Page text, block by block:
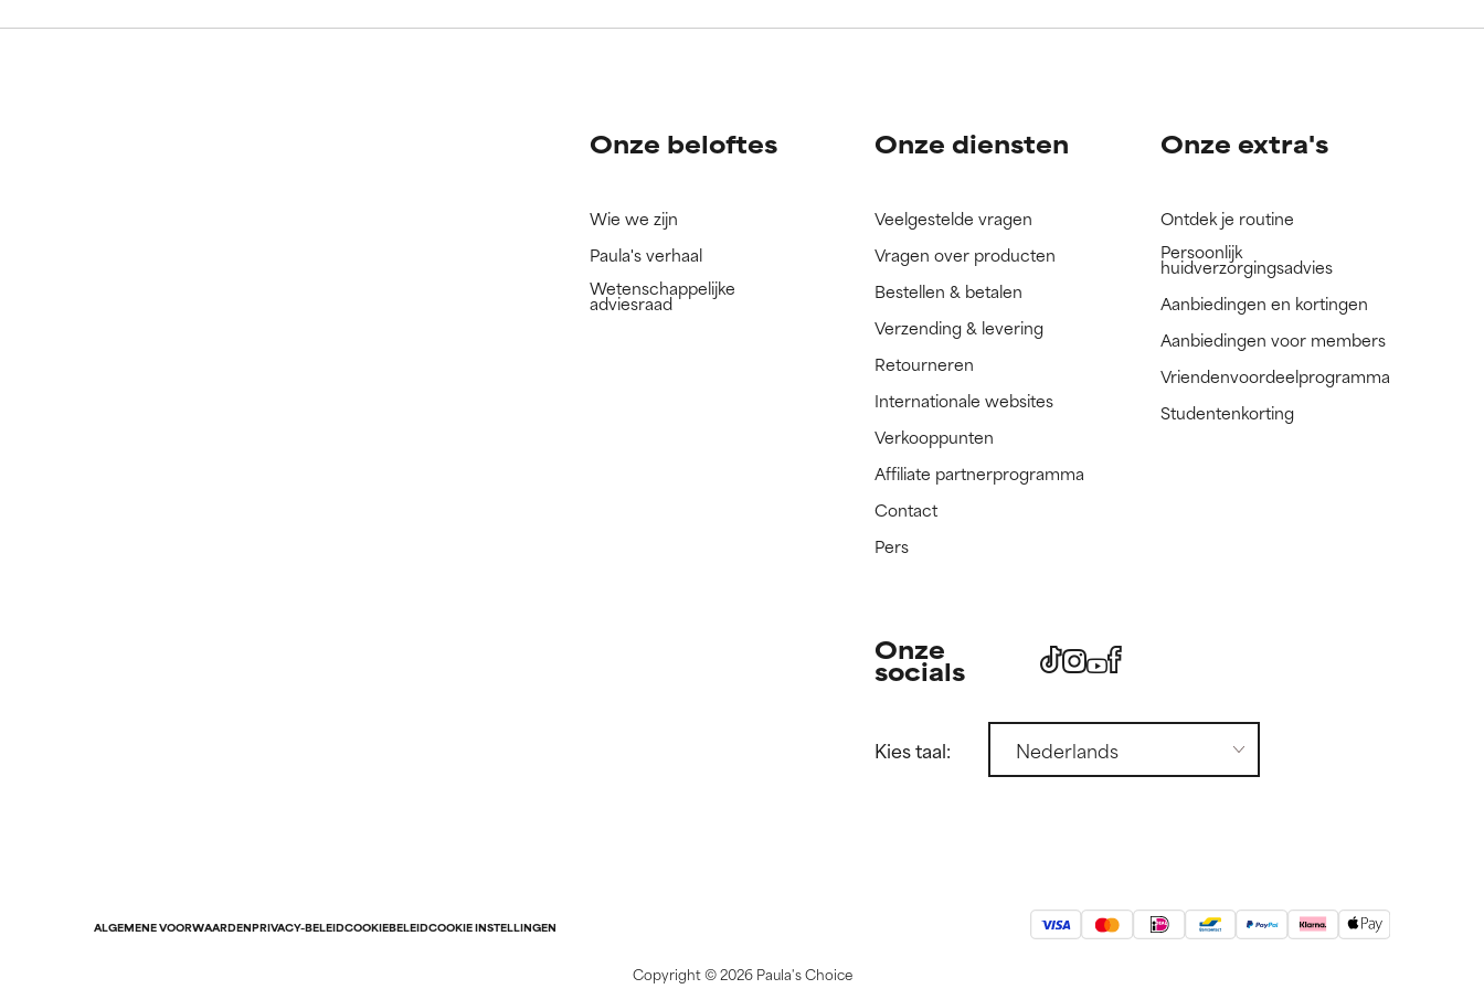
We hebben dit ingrediënt nog niet beoordeeld omdat we het onderzoek ernaar nog niet
We hebben dit ingrediënt nog niet beoordeeld omdat we het onderzoek ernaar nog niet
Onze beloftes
Wie we zijn
Paula's verhaal
Wetenschappelijke
adviesraad
Onze diensten
Veelgestelde vragen
Vragen over producten
Bestellen & betalen
Verzending & levering
Retourneren
Internationale websites
Verkooppunten
Affiliate partnerprogramma
Contact
Pers
Onze extra's
Ontdek je routine
Persoonlijk
huidverzorgingsadvies
Aanbiedingen en kortingen
Aanbiedingen voor members
Vriendenvoordeelprogramma
Studentenkorting
Onze
socials
Kies taal:
ALGEMENE VOORWAARDENPRIVACY-BELEIDCOOKIEBELEIDCOOKIE INSTELLINGEN
Copyright ©2026 Paula's Choice